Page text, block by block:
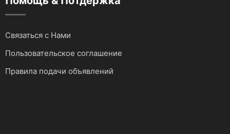
Связаться с Нами
Пользовательское соглашение
Правила подачи объявлений